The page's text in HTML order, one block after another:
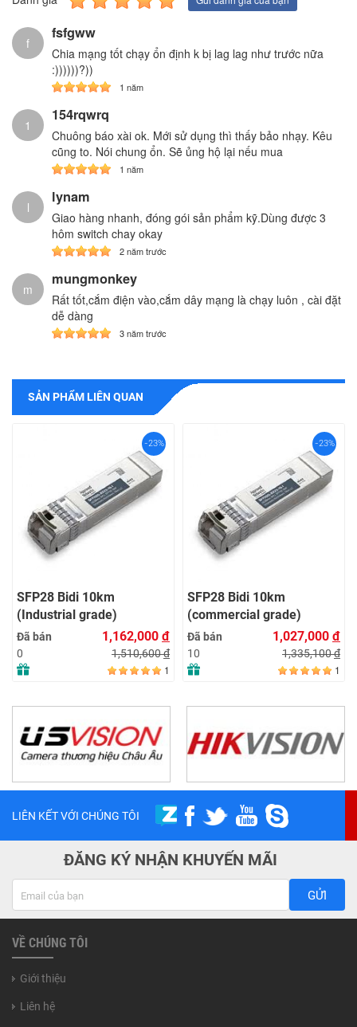
f
fsfgww
Chia mạng tốt chạy ổn định k bị lag lag như trước nữa
:))))))?))
1 năm
1
154rqwrq
Chuông báo xài ok. Mới sử dụng thì thấy bảo nhạy. Kêu
cũng to. Nói chung ổn. Sẽ ủng hộ lại nếu mua
1 năm
l
lynam
Giao hàng nhanh, đóng gói sản phẩm kỹ.Dùng được 3
hôm switch chay okay
2 năm trước
m
mungmonkey
Rất tốt,cắm điện vào,cắm dây mạng là chạy luôn , cài đặt
dễ dàng
3 năm trước
SẢN PHẨM LIÊN QUAN
-23%
SFP28 Bidi 10km
(Industrial grade)
Đã bán
0
1,162,000 đ
1,510,600đ
1
-23%
SFP28 Bidi 10km
(commercial grade)
Đã bán
10
1,027,000 đ
1,335,100đ
1
LIÊN KẾT VỚI CHÚNG TÔI
ĐĂNG KÝ NHẬN KHUYẾN MÃI
GỬI
VỀ CHÚNG TÔI
Giới thiệu
Liên hệ